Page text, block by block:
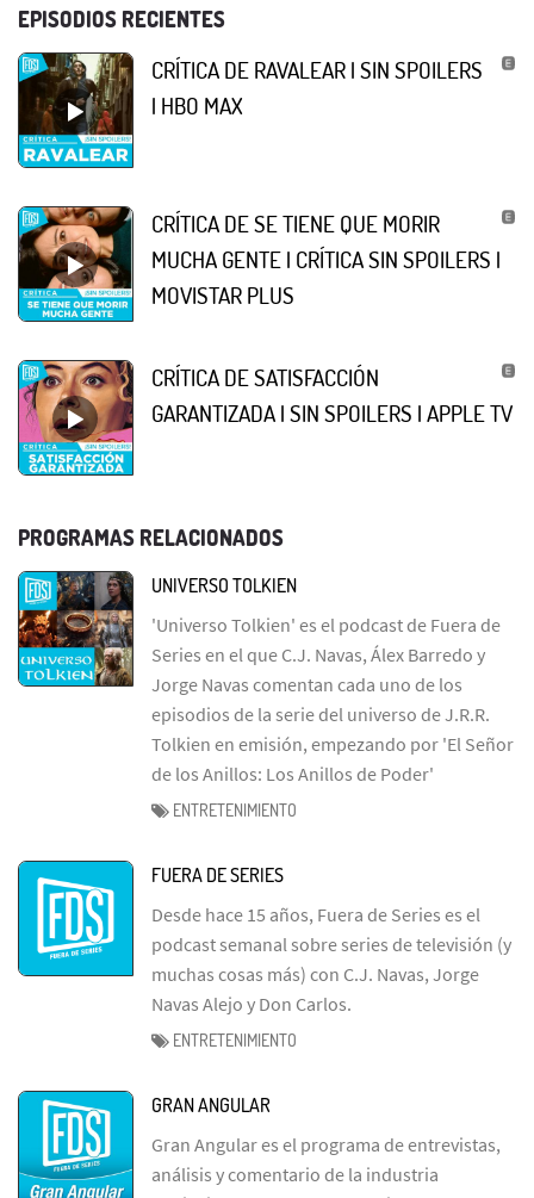
EPISODIOS RECIENTES
CRÍTICA DE RAVALEAR | SIN SPOILERS
| HBO MAX
CRÍTICA DE SE TIENE QUE MORIR
MUCHA GENTE | CRÍTICA SIN SPOILERS |
MOVISTAR PLUS
CRÍTICA DE SATISFACCIÓN
GARANTIZADA | SIN SPOILERS | APPLE TV
PROGRAMAS RELACIONADOS
UNIVERSO TOLKIEN
'Universo Tolkien' es el podcast de Fuera de
Series en el que C.J. Navas, Álex Barredo y
Jorge Navas comentan cada uno de los
episodios de la serie del universo de J.R.R.
Tolkien en emisión, empezando por 'El Señor
de los Anillos: Los Anillos de Poder'
ENTRETENIMIENTO
FUERA DE SERIES
Desde hace 15 años, Fuera de Series es el
podcast semanal sobre series de televisión (y
muchas cosas más) con C.J. Navas, Jorge
Navas Alejo y Don Carlos.
ENTRETENIMIENTO
GRAN ANGULAR
Gran Angular es el programa de entrevistas,
análisis y comentario de la industria